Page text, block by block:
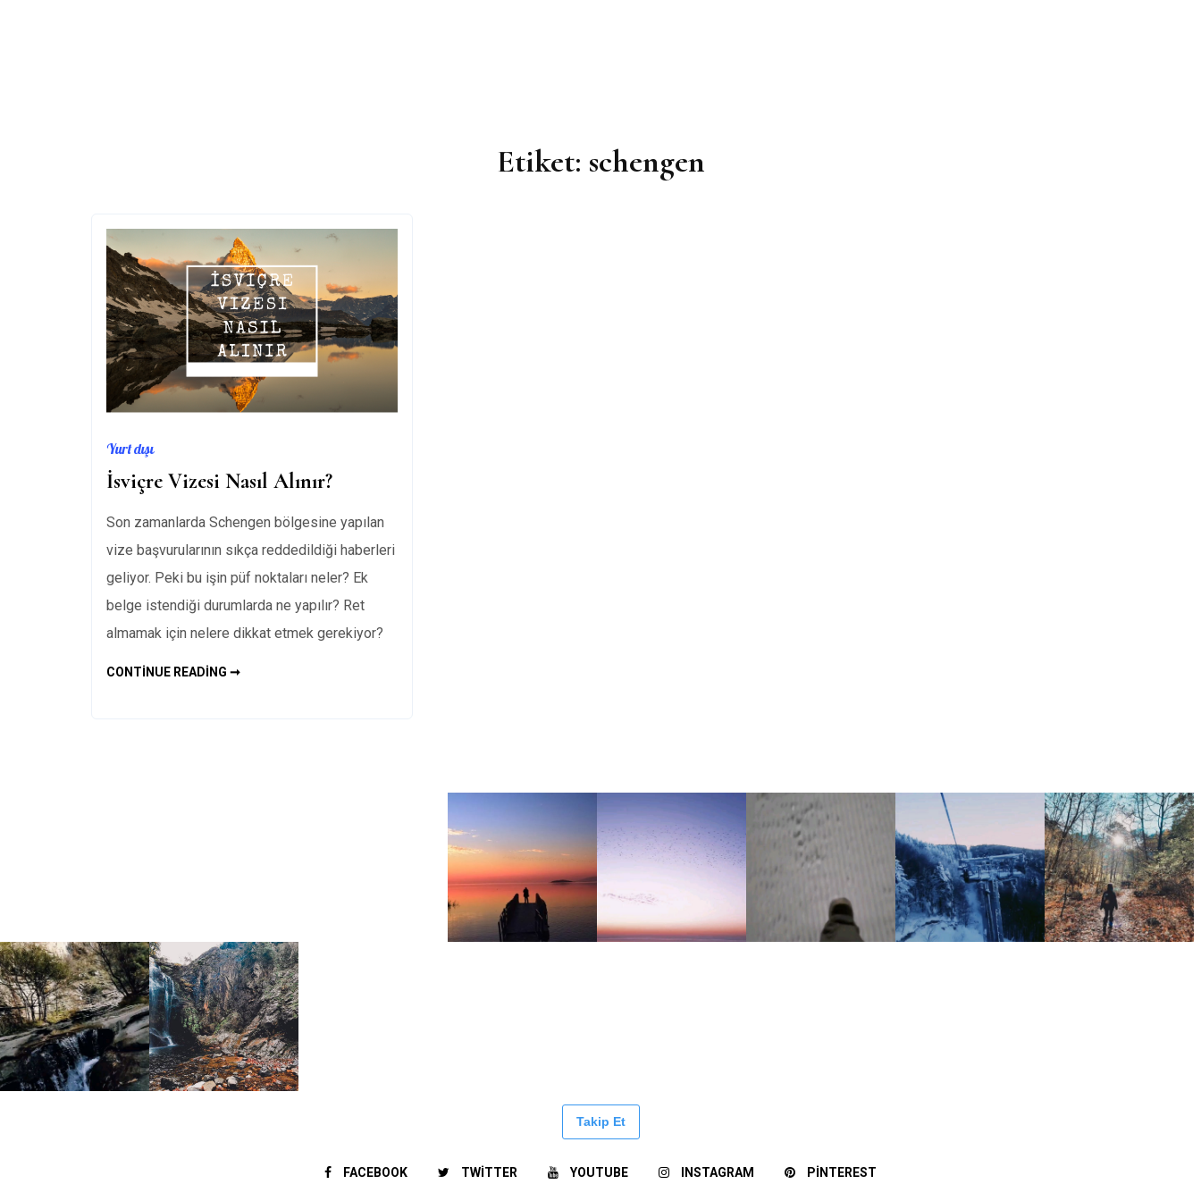
Etiket: schengen
Yurt dışı
İsviçre Vizesi Nasıl Alınır?
Son zamanlarda Schengen bölgesine yapılan
vize başvurularının sıkça reddedildiği haberleri
geliyor. Peki bu işin püf noktaları neler? Ek
belge istendiği durumlarda ne yapılır? Ret
almamak için nelere dikkat etmek gerekiyor?
CONTINUE READING ➞İSVIÇRE
Takip Et
FACEBOOK TWITTER YOUTUBE INSTAGRAM PINTEREST